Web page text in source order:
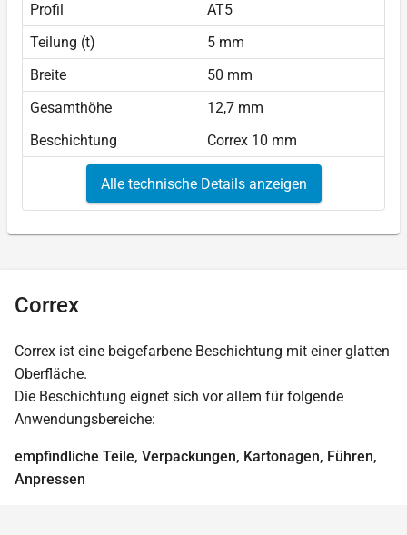
Profil
AT5
Teilung (t)
5 mm
Breite
50 mm
Gesamthöhe
12,7 mm
Beschichtung
Correx 10 mm
Alle technische Details anzeigen
Correx
Correx ist eine beigefarbene Beschichtung mit einer glatten
Oberfläche.
Die Beschichtung eignet sich vor allem für folgende
Anwendungsbereiche:
empfindliche Teile, Verpackungen, Kartonagen, Führen,
Anpressen